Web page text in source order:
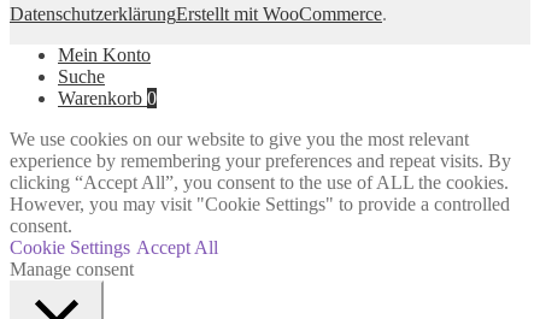
DatenschutzerklärungErstellt mit WooCommerce.
Mein Konto
Suche
Warenkorb 0
We use cookies on our website to give you the most relevant
experience by remembering your preferences and repeat visits. By
clicking “Accept All”, you consent to the use of ALL the cookies.
However, you may visit "Cookie Settings" to provide a controlled
consent.
Cookie Settings Accept All
Manage consent